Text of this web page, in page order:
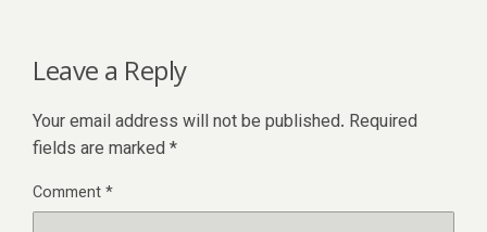
Leave a Reply
Your email address will not be published. Required
fields are marked *
Comment*